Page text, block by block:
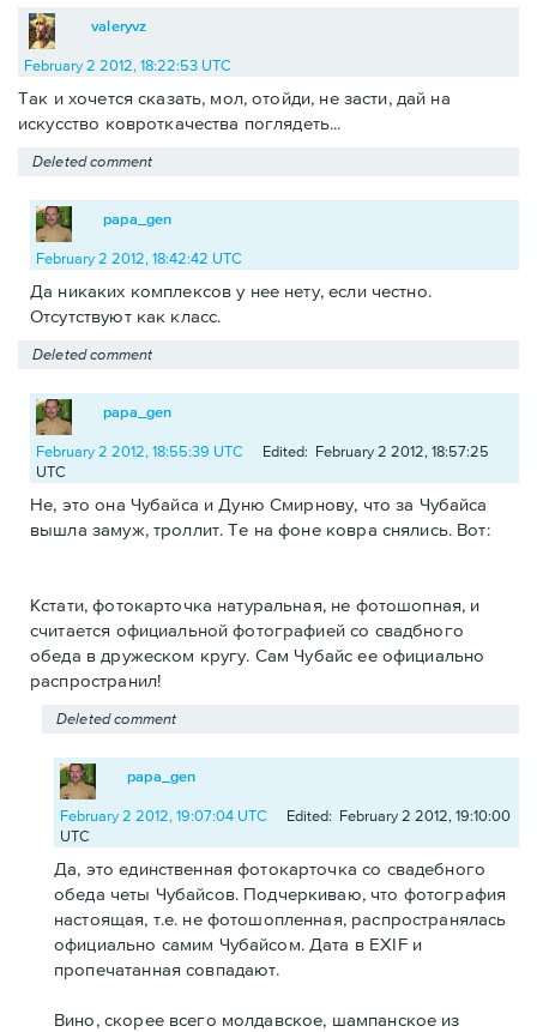
valeryvz
February 2 2012, 18:22:53 UTC
Так и хочется сказать, мол, отойди, не засти, дай на
искусство ковроткачества поглядеть...
Deleted comment
papa_gen
February 2 2012, 18:42:42 UTC
Да никаких комплексов у нее нету, если честно.
Отсутствуют как класс.
Deleted comment
papa_gen
February 2 2012, 18:55:39 UTC
Edited: February 2 2012, 18:57:25
UTC
Не, это она Чубайса и Дуню Смирнову, что за Чубайса
вышла замуж, троллит. Те на фоне ковра снялись. Вот:
Кстати, фотокарточка натуральная, не фотошопная, и
считается официальной фотографией со свадбного
обеда в дружеском кругу. Сам Чубайс ее официально
распространил!
Deleted comment
papa_gen
February 2 2012, 19:07:04 UTC
Edited: February 2 2012, 19:10:00
UTC
Да, это единственная фотокарточка со свадебного
обеда четы Чубайсов. Подчеркиваю, что фотография
настоящая, т.е. не фотошопленная, распространялась
официально самим Чубайсом. Дата в EXIF и
пропечатанная совпадают.
Вино, скорее всего молдавское, шампанское из